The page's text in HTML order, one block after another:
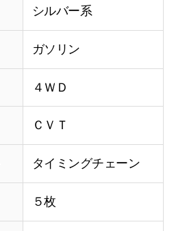
シルバー系
ガソリン
４ＷＤ
ＣＶＴ
タイミングチェーン
５枚